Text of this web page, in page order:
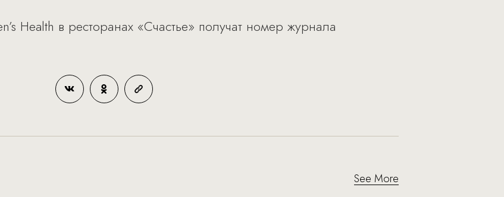
Health в ресторанах «Счастье» получат номер журнала
See More